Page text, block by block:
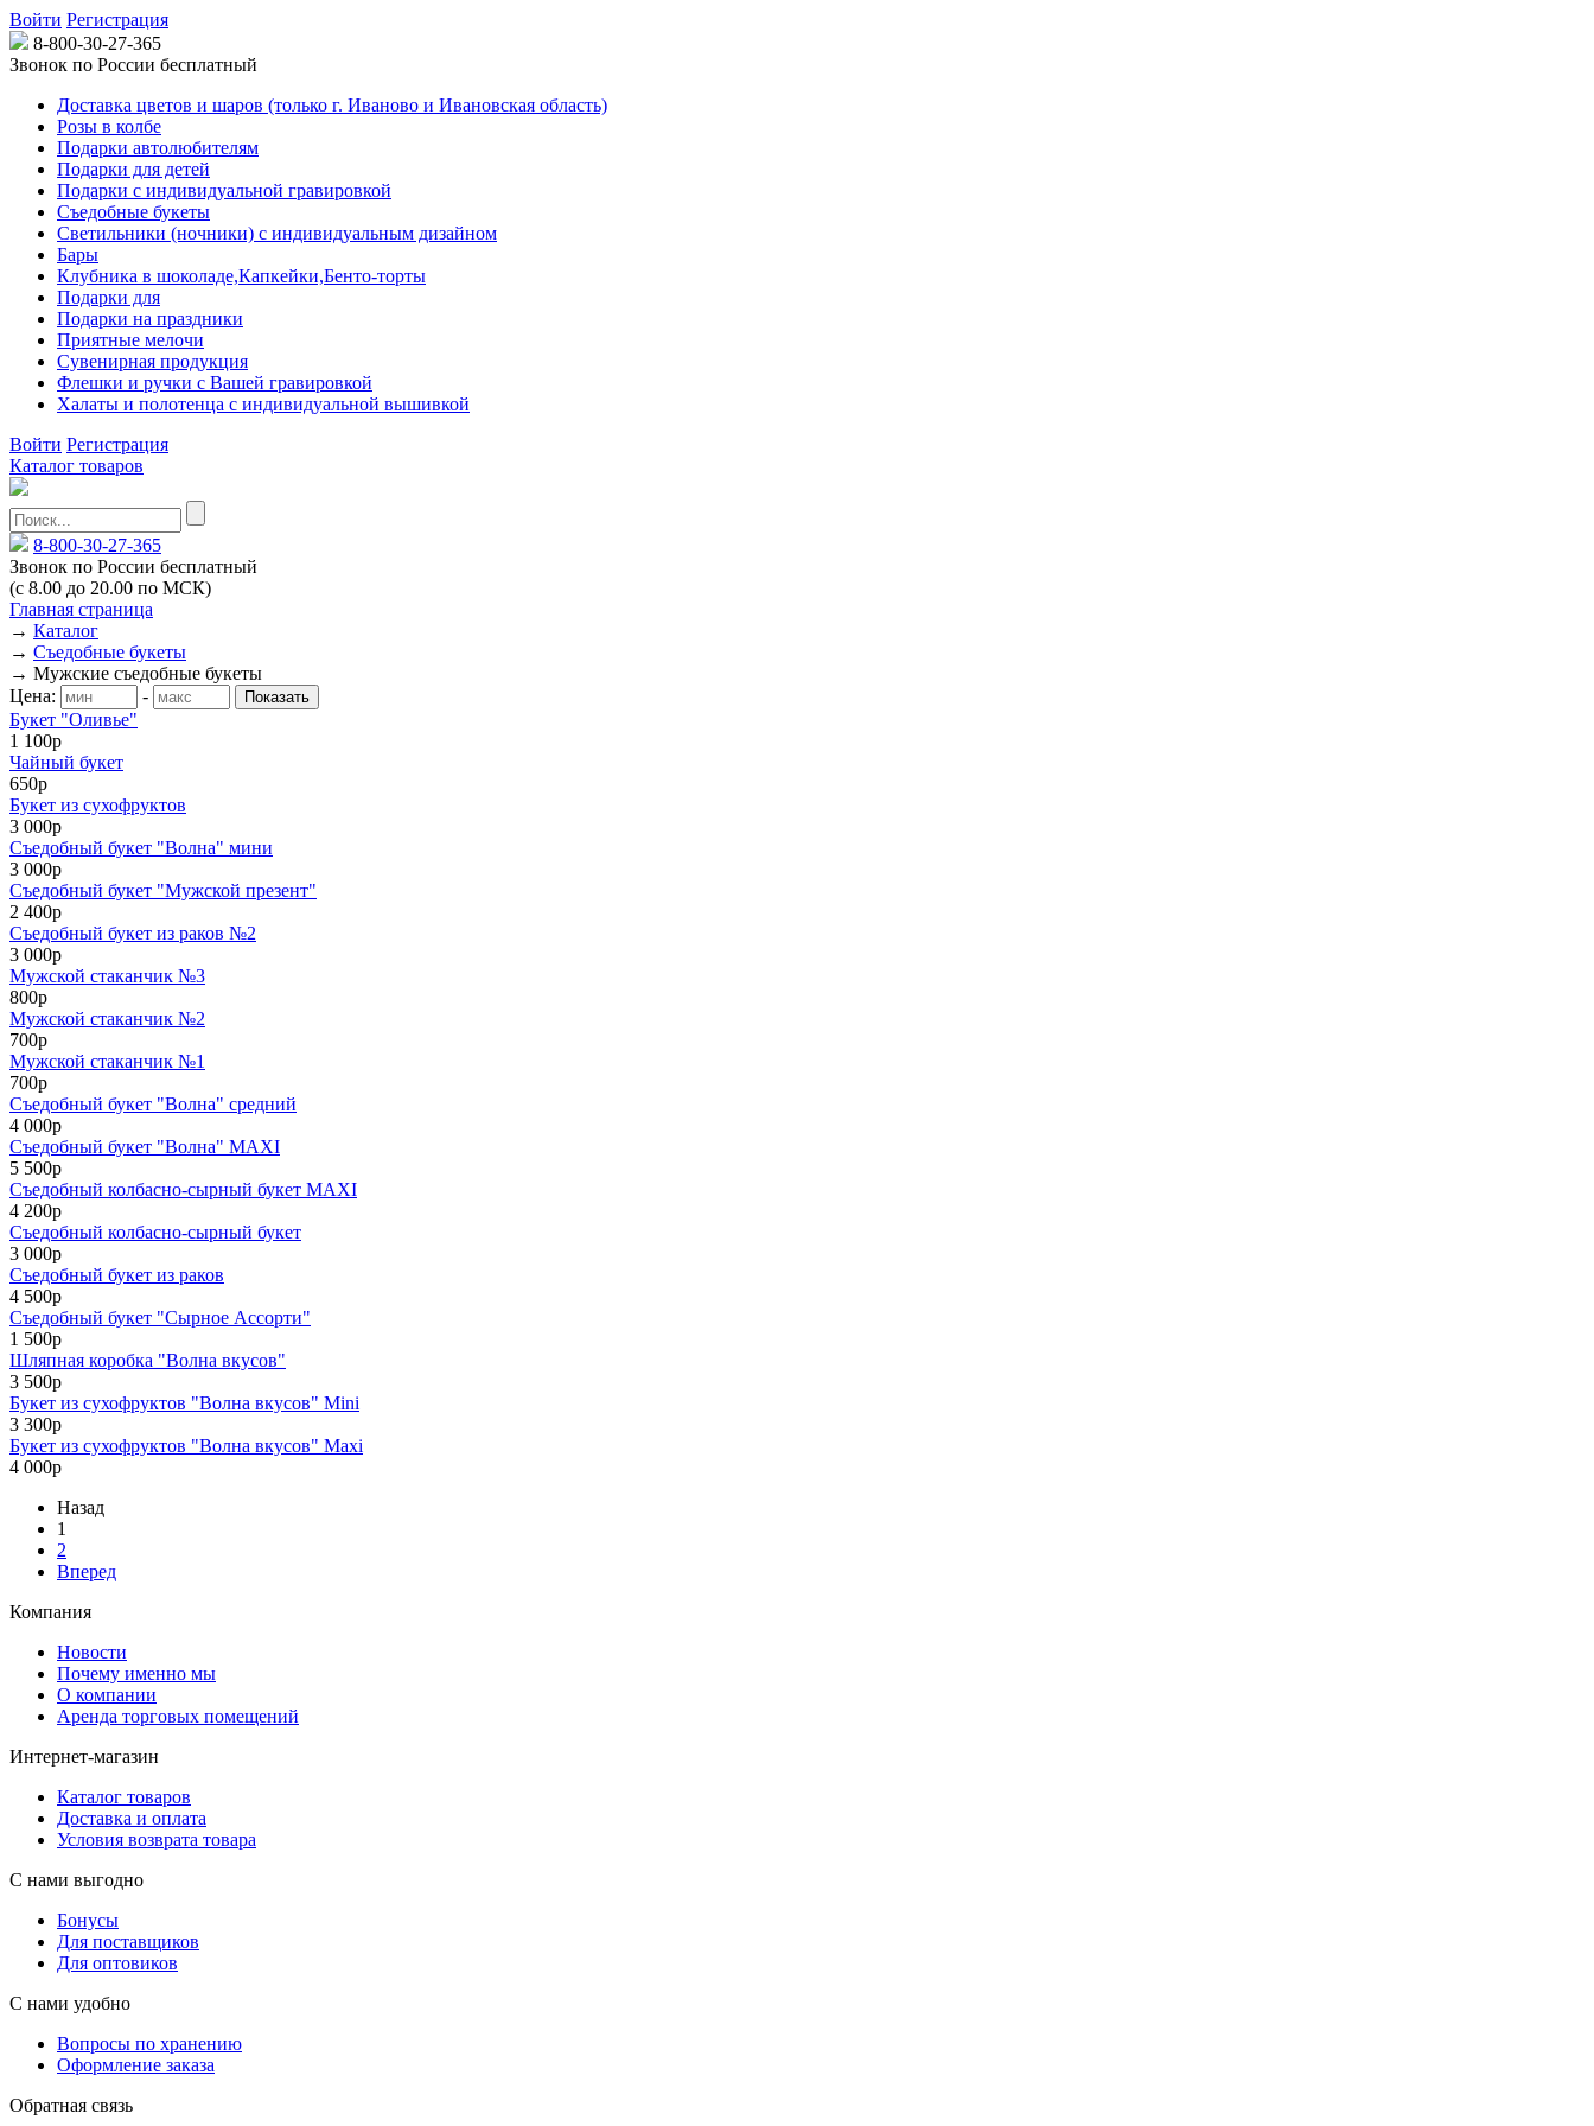
Войти Регистрация
8-800-30-27-365
Звонок по России бесплатный
Доставка цветов и шаров (только г. Иваново и Ивановская область)
Розы в колбе
Подарки автолюбителям
Подарки для детей
Подарки с индивидуальной гравировкой
Съедобные букеты
Светильники (ночники) с индивидуальным дизайном
Бары
Клубника в шоколаде,Капкейки,Бенто-торты
Подарки для
Подарки на праздники
Приятные мелочи
Сувенирная продукция
Флешки и ручки с Вашей гравировкой
Халаты и полотенца с индивидуальной вышивкой
Войти Регистрация
Каталог товаров
8-800-30-27-365
Звонок по России бесплатный
(с 8.00 до 20.00 по МСК)
Главная страница
→ Каталог
→ Съедобные букеты
→ Мужские съедобные букеты
Цена:
-
Букет "Оливье"
1 100р
Чайный букет
650р
Букет из сухофруктов
3 000р
Съедобный букет "Волна" мини
3 000р
Съедобный букет "Мужской презент"
2 400р
Съедобный букет из раков №2
3 000р
Мужской стаканчик №3
800р
Мужской стаканчик №2
700р
Мужской стаканчик №1
700р
Съедобный букет "Волна" средний
4 000р
Съедобный букет "Волна" MAXI
5 500р
Съедобный колбасно-сырный букет MAXI
4 200р
Съедобный колбасно-сырный букет
3 000р
Съедобный букет из раков
4 500р
Съедобный букет "Сырное Ассорти"
1 500р
Шляпная коробка "Волна вкусов"
3 500р
Букет из сухофруктов "Волна вкусов" Mini
3 300р
Букет из сухофруктов "Волна вкусов" Maxi
4 000р
Назад
1
2
Вперед
Компания
Новости
Почему именно мы
О компании
Аренда торговых помещений
Интернет-магазин
Каталог товаров
Доставка и оплата
Условия возврата товара
С нами выгодно
Бонусы
Для поставщиков
Для оптовиков
С нами удобно
Вопросы по хранению
Оформление заказа
Обратная связь